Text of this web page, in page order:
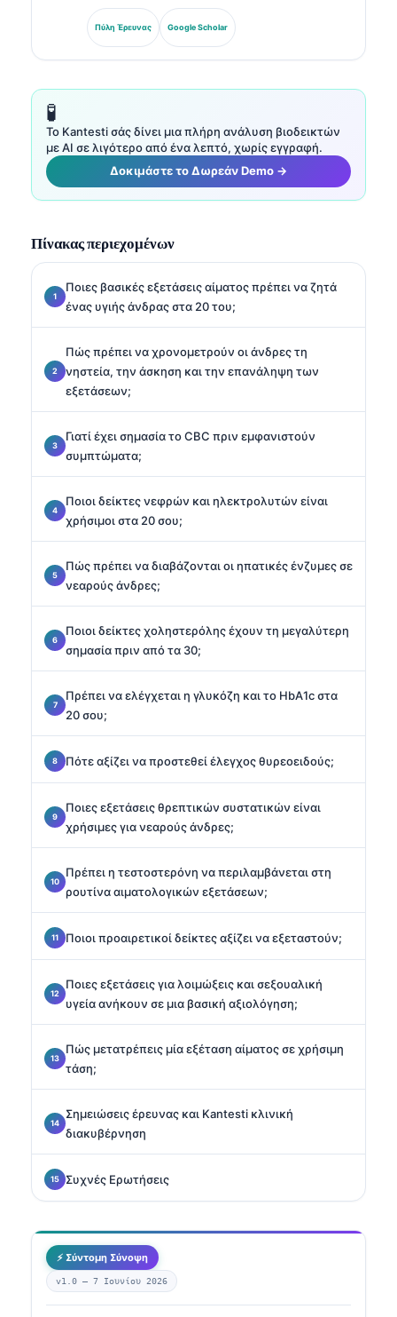
εργαστηριακή ιατρική και την έρευνα βιοδεικτών.
Πρώην Πρόεδρος της Γερμανικής Εταιρείας Κλινικής
Χημείας, ειδικεύεται στην ανάλυση διαγνωστικών
Πύλη Έρευνας Google Scholar
🧪
Το Kantesti σάς δίνει μια πλήρη ανάλυση βιοδεικτών
με AI σε λιγότερο από ένα λεπτό, χωρίς εγγραφή.
Δοκιμάστε το Δωρεάν Demo →
Πίνακας περιεχομένων
Ποιες βασικές εξετάσεις αίματος πρέπει να ζητά
ένας υγιής άνδρας στα 20 του;
Πώς πρέπει να χρονομετρούν οι άνδρες τη
νηστεία, την άσκηση και την επανάληψη των
εξετάσεων;
Γιατί έχει σημασία το CBC πριν εμφανιστούν
συμπτώματα;
Ποιοι δείκτες νεφρών και ηλεκτρολυτών είναι
χρήσιμοι στα 20 σου;
Πώς πρέπει να διαβάζονται οι ηπατικές ένζυμες σε
νεαρούς άνδρες;
Ποιοι δείκτες χοληστερόλης έχουν τη μεγαλύτερη
σημασία πριν από τα 30;
Πρέπει να ελέγχεται η γλυκόζη και το HbA1c στα
20 σου;
Πότε αξίζει να προστεθεί έλεγχος θυρεοειδούς;
Ποιες εξετάσεις θρεπτικών συστατικών είναι
χρήσιμες για νεαρούς άνδρες;
Πρέπει η τεστοστερόνη να περιλαμβάνεται στη
ρουτίνα αιματολογικών εξετάσεων;
Ποιοι προαιρετικοί δείκτες αξίζει να εξεταστούν;
Ποιες εξετάσεις για λοιμώξεις και σεξουαλική
υγεία ανήκουν σε μια βασική αξιολόγηση;
Πώς μετατρέπεις μία εξέταση αίματος σε χρήσιμη
τάση;
Σημειώσεις έρευνας και Kantesti κλινική
διακυβέρνηση
Συχνές Ερωτήσεις
⚡ Σύντομη Σύνοψη
v1.0 — 7 Ιουνίου 2026